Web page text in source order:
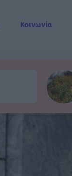
Κοινωνία